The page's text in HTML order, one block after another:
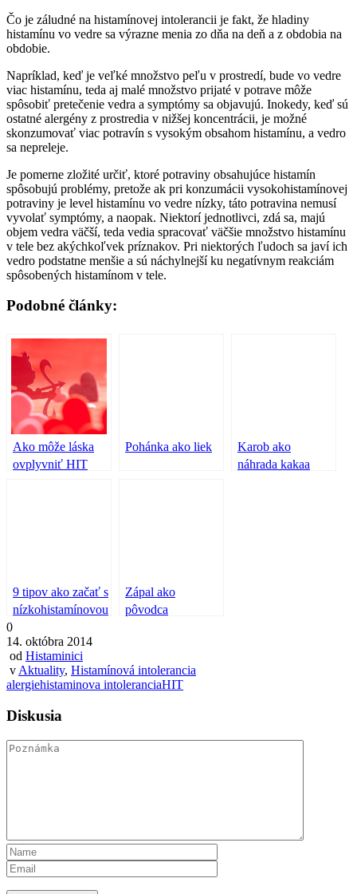
Čo je záludné na histamínovej intolerancii je fakt, že hladiny
histamínu vo vedre sa výrazne menia zo dňa na deň a z obdobia na
obdobie.
Napríklad, keď je veľké množstvo peľu v prostredí, bude vo vedre
viac histamínu, teda aj malé množstvo prijaté v potrave môže
spôsobiť pretečenie vedra a symptómy sa objavujú. Inokedy, keď sú
ostatné alergény z prostredia v nižšej koncentrácii, je možné
skonzumovať viac potravín s vysokým obsahom histamínu, a vedro
sa nepreleje.
Je pomerne zložité určiť, ktoré potraviny obsahujúce histamín
spôsobujú problémy, pretože ak pri konzumácii vysokohistamínovej
potraviny je level histamínu vo vedre nízky, táto potravina nemusí
vyvolať symptómy, a naopak. Niektorí jednotlivci, zdá sa, majú
objem vedra väčší, teda vedia spracovať väčšie množstvo histamínu
v tele bez akýchkoľvek príznakov. Pri niektorých ľudoch sa javí ich
vedro podstatne menšie a sú náchylnejší ku negatívnym reakciám
spôsobených histamínom v tele.
Podobné články:
Ako môže láska
ovplyvniť HIT
Pohánka ako liek
Karob ako
náhrada kakaa
9 tipov ako začať s
nízkohistamínovou
Zápal ako
pôvodca
0
14. októbra 2014
od Histaminici
v Aktuality, Histamínová intolerancia
alergiehistaminova intoleranciaHIT
Diskusia